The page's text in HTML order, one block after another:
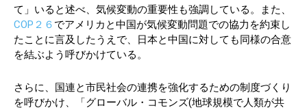
て」いると述べ、気候変動の重要性も強調している。また、
COP２６ でアメリカと中国が気候変動問題での協力を約束し
たことに言及したうえで、日本と中国に対しても同様の合意
を結ぶよう呼びかけている。
さらに、国連と市民社会の連携を強化するための制度づくり
を呼びかけ、「グローバル・コモンズ(地球規模で人類が共